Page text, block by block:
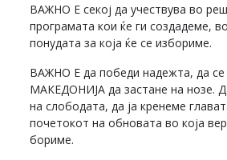
ВАЖНО Е секој да учествува во
програмата кои ќе ги создадеме,
понудата за која ќе се избориме.
ВАЖНО Е да победи надежта, да се
МАКЕДОНИЈА да застане на нозе.
на слободата, да ја кренеме
почетокот на обновата во која
бориме.